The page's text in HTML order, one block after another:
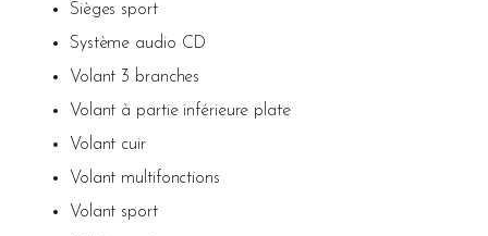
Sièges sport
Système audio CD
Volant 3 branches
Volant à partie inférieure plate
Volant cuir
Volant multifonctions
Volant sport